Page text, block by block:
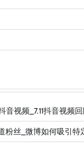
音视频_7.11抖音视频
粉丝_微博如何吸引特